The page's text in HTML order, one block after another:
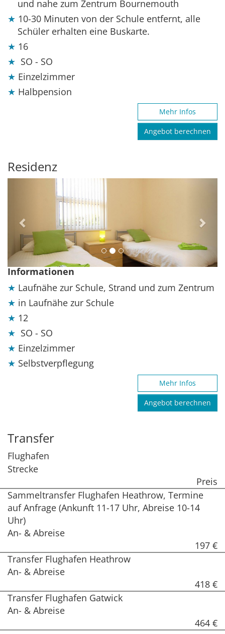
und nahe zum Zentrum Bournemouth
10-30 Minuten von der Schule entfernt, alle
Schüler erhalten eine Buskarte.
16
SO - SO
Einzelzimmer
Halbpension
Mehr Infos
Angebot berechnen
Residenz
Previous
Informationen
Laufnähe zur Schule, Strand und zum Zentrum
in Laufnähe zur Schule
12
SO - SO
Einzelzimmer
Selbstverpflegung
Mehr Infos
Angebot berechnen
Transfer
Flughafen
Strecke
Preis
Sammeltransfer Flughafen Heathrow, Termine
auf Anfrage (Ankunft 11-17 Uhr, Abreise 10-14
Uhr)
An- & Abreise
197 €
Transfer Flughafen Heathrow
An- & Abreise
418 €
Transfer Flughafen Gatwick
An- & Abreise
464 €